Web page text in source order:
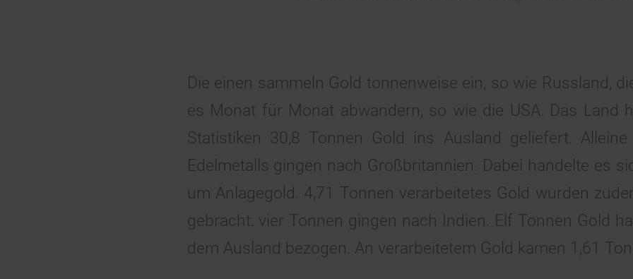
Die einen sammeln Gold tonnenweise ein, so wie Russland,
es Monat für Monat abwandern, so wie die USA. Das Land
Statistiken 30,8 Tonnen Gold ins Ausland geliefert.
Edelmetalls gingen nach Großbritannien. Dabei handelte es
um Anlagegold. 4,71 Tonnen verarbeitetes Gold wurden
gebracht. vier Tonnen gingen nach Indien. Elf Tonnen Gold
dem Ausland bezogen. An verarbeitetem Gold kamen 1,61